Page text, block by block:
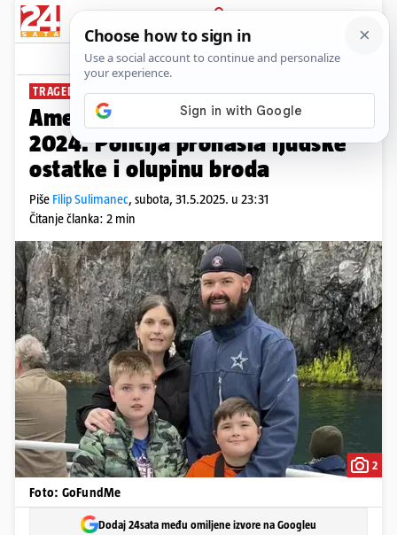
PRIJAVA
News Komentari
TRAGEDIJA KRAJ ALJASKE
Američka obitelj nestala u ljeto
2024. Policija pronašla ljudske
ostatke i olupinu broda
Piše Filip Sulimanec, subota, 31.5.2025. u 23:31
Čitanje članka: 2 min
2
Foto: GoFundMe
Dodaj 24sata među omiljene izvore na Googleu